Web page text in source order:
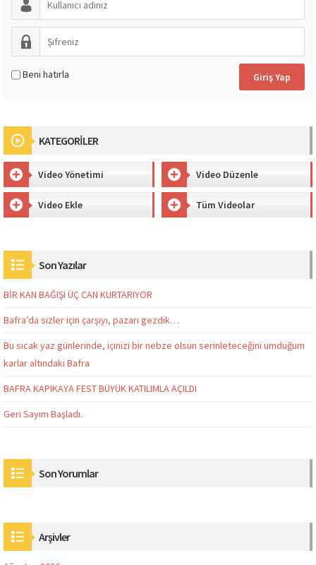
Beni hatırla
KATEGORİLER
Video Yönetimi Video Düzenle
Video Ekle Tüm Videolar
Son Yazılar
BİR KAN BAĞIŞI ÜÇ CAN KURTARIYOR
Bafra’da sizler için çarşıyı, pazarı gezdik…
Bu sıcak yaz günlerinde, içinizi bir nebze olsun serinleteceğini umduğum
karlar altındaki Bafra
BAFRA KAPIKAYA FEST BÜYÜK KATILIMLA AÇILDI
Geri Sayım Başladı.
Son Yorumlar
Arşivler